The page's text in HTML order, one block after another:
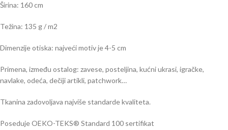
Širina: 160 cm
Težina: 135 g / m2
Dimenzije otiska: najveći motiv je 4-5 cm
Primena, između ostalog: zavese, posteljina, kućni ukrasi, igračke,
navlake, odeća, dečiji artikli, patchwork…
Tkanina zadovoljava najviše standarde kvaliteta.
Poseduje OEKO-TEKS® Standard 100 sertifikat